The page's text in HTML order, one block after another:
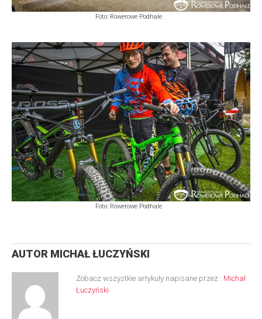
Foto: Rowerowe Podhale
Foto: Rowerowe Podhale
AUTOR MICHAŁ ŁUCZYŃSKI
Zobacz wszystkie artykuły napisane przez : Michał
Łuczyński